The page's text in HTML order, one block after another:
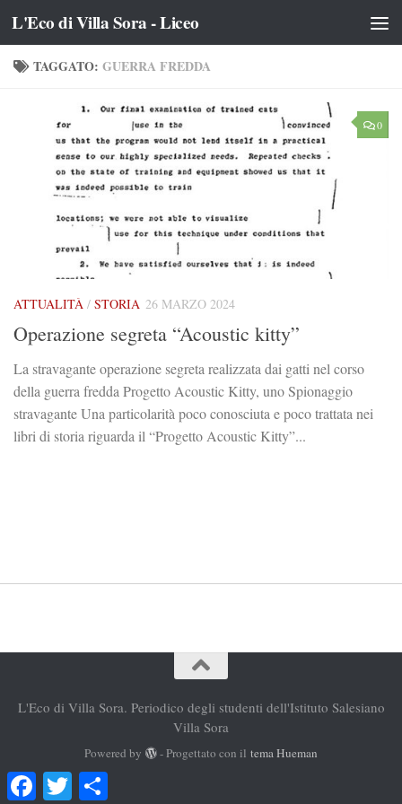
Salta al contenuto
L'Eco di Villa Sora - Liceo
TAGGATO: GUERRA FREDDA
0
ATTUALITÀ / STORIA 26 MARZO 2024
Operazione segreta “Acoustic kitty”
La stravagante operazione segreta realizzata dai gatti nel corso
della guerra fredda Progetto Acoustic Kitty, uno Spionaggio
stravagante Una particolarità poco conosciuta e poco trattata nei
libri di storia riguarda il “Progetto Acoustic Kitty”...
L'Eco di Villa Sora. Periodico degli studenti dell'Istituto Salesiano
Villa Sora
Powered by - Progettato con iltema Hueman
FacebookTwitter